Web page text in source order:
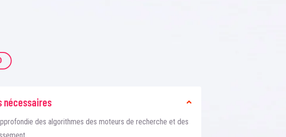
nécessaires
des algorithmes des moteurs de recherche et des